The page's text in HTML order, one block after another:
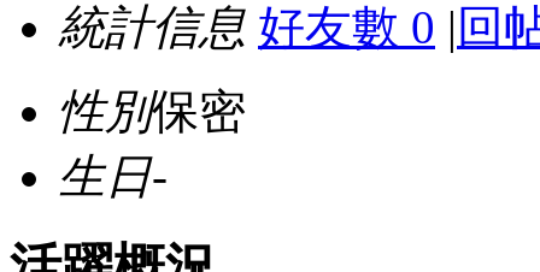
統計信息 好友數 0 | 回
性別保密
生日-